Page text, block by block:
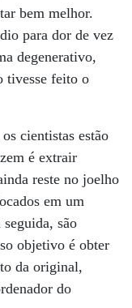
bem melhor.
para dor de vez
degenerativo,
tivesse feito o
cientistas estão
é extrair
reste no joelho
em um
são
objetivo é obter
da original,
do